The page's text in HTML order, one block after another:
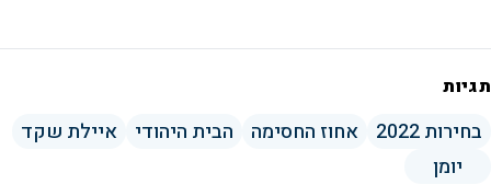
תגיות
בחירות 2022 אחוז החסימה הבית היהודי
איילת שקד
יומן